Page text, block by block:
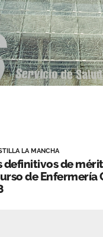
LA MANCHA
definitivos de
de Enfermería